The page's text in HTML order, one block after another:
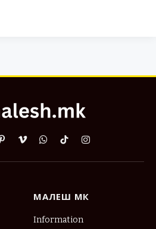
PinterestVimeoWhatsApp
TikTokInstagram
МАЛЕШ МК
Information